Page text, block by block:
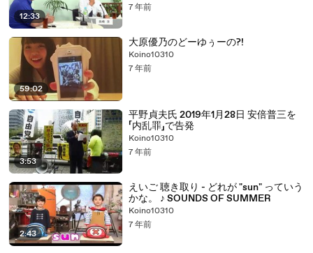
12:33
7 年前
59:02
大原優乃のどーゆぅーの?!
Koino10310
7 年前
3:53
平野貞夫氏 2019年1月28日 安倍普三を
「内乱罪」で告発
Koino10310
7 年前
2:43
えいご 聴き取り - どれが "sun" っていう
かな。 ♪ SOUNDS OF SUMMER
Koino10310
7 年前